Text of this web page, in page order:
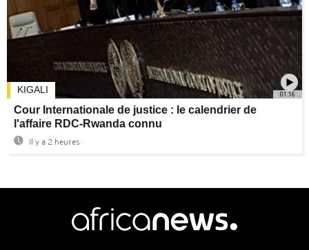
01:16
KIGALI
Cour Internationale de justice : le calendrier de
l'affaire RDC-Rwanda connu
Il y a 2 heures